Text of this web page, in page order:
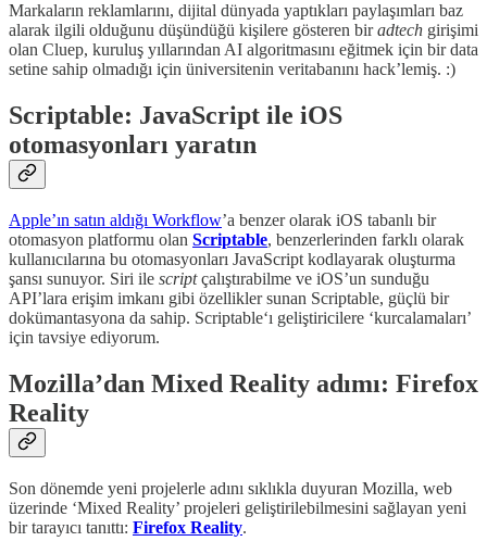
Markaların reklamlarını, dijital dünyada yaptıkları paylaşımları baz
alarak ilgili olduğunu düşündüğü kişilere gösteren biradtech girişimi
olan Cluep, kuruluş yıllarından AI algoritmasını eğitmek için bir data
setine sahip olmadığı için üniversitenin veritabanını hack’lemiş. :)
Scriptable: JavaScript ile iOS
otomasyonları yaratın
Apple’ın satın aldığı Workflow’a benzer olarak iOS tabanlı bir
otomasyon platformu olan Scriptable, benzerlerinden farklı olarak
kullanıcılarına bu otomasyonları JavaScript kodlayarak oluşturma
şansı sunuyor. Siri ile scriptçalıştırabilme ve iOS’un sunduğu
API’lara erişim imkanı gibi özellikler sunan Scriptable, güçlü bir
dokümantasyona da sahip. Scriptable‘ı geliştiricilere ‘kurcalamaları’
için tavsiye ediyorum.
Mozilla’dan Mixed Reality adımı: Firefox
Reality
Son dönemde yeni projelerle adını sıklıkla duyuran Mozilla, web
üzerinde ‘Mixed Reality’ projeleri geliştirilebilmesini sağlayan yeni
bir tarayıcı tanıttı: Firefox Reality.